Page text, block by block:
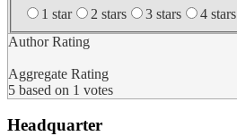
1 star
2 stars 3 stars 4 stars
Author Rating
Aggregate Rating
5 based on 1 votes
Headquarter